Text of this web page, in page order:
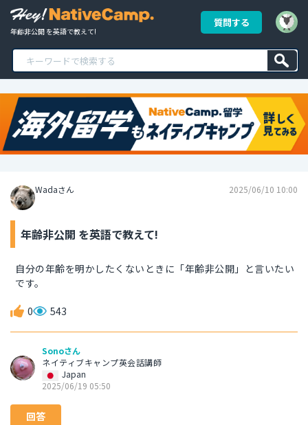
年齢非公開 を英語で教えて!
質問する
Wadaさん 2025/06/10 10:00
年齢非公開 を英語で教えて!
自分の年齢を明かしたくないときに「年齢非公開」と言いたい
です。
0 543
Sonoさん
ネイティブキャンプ英会話講師
Japan
2025/06/19 05:50
回答